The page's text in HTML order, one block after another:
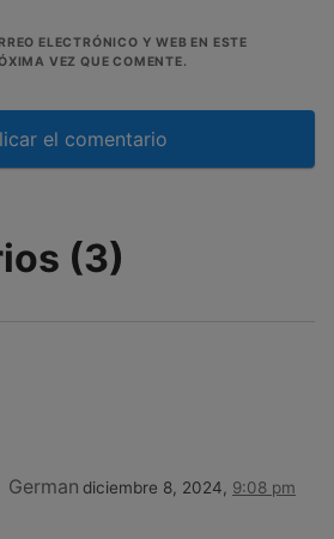
ELECTRÓNICO Y WEB EN ESTE
VEZ QUE COMENTE.
(3)
German diciembre 8, 2024, 9:08 pm